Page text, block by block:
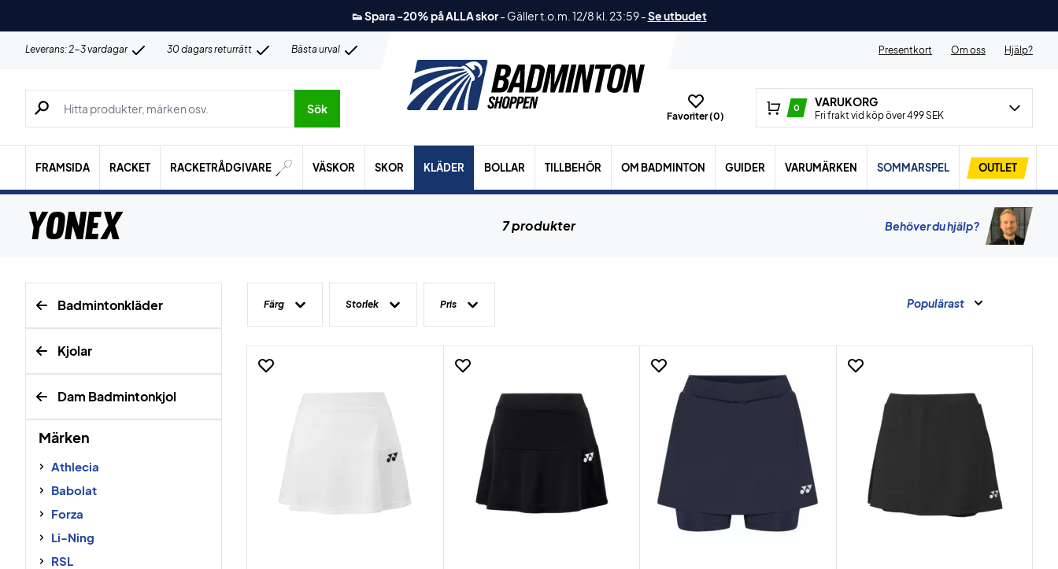
👟 Spara -20% på ALLA skor- Gäller t.o.m. 12/8 kl. 23:59-Se utbudet
Leverans: 2-3 vardagar 30 dagars returrätt Bästa urval Presentkort Om oss Hjälp?
Sök efter produkter, märken osv.
Sök
Favoriter (0)
0 VARUKORG
Fri frakt vid köp över 499 SEK
FRAMSIDA RACKET RACKETRÅDGIVARE VÄSKOR SKOR KLÄDER BOLLAR TILLBEHÖR OM BADMINTON GUIDER VARUMÄRKEN SOMMARSPEL OUTLET
Yonex 7 produkter Behöver du hjälp?
Badmintonkläder
Kjolar
Dam Badmintonkjol
Märken
Athlecia
Babolat
Forza
Li-Ning
RSL
Färg Storlek Pris Populärast